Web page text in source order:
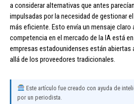
a considerar alternativas que antes
impulsadas por la necesidad de gestionar
más eficiente. Esto envía un mensaje claro
competencia en el mercado de la IA está
empresas estadounidenses están abiertas
allá de los proveedores tradicionales.
Este artículo fue creado con ayuda de
por un periodista.